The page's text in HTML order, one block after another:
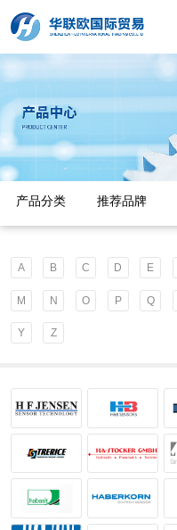
产品分类 推荐品牌
A B C D E
M N O P Q
Y Z